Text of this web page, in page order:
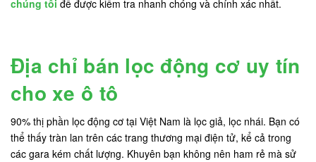
chúng tôi để được kiểm tra nhanh chóng và chính xác nhất.
Địa chỉ bán lọc động cơ uy tín
cho xe ô tô
90% thị phần lọc động cơ tại Việt Nam là lọc giả, lọc nhái. Bạn có
thể thấy tràn lan trên các trang thương mại điện tử, kể cả trong
các gara kém chất lượng. Khuyên bạn không nên ham rẻ mà sử